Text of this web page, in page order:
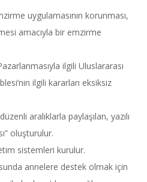
uygulamasının korunması,
amacıyla bir emzirme
ilgili Uluslararası
ilgili kararları eksiksiz
aralıklarla paylaşılan, yazılı
oluşturulur.
sistemleri kurulur.
annelere destek olmak için